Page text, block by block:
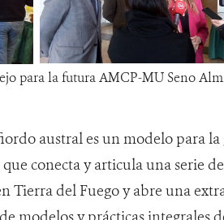
para la futura AMCP-MU Seno
austral es un modelo para
conecta y articula una serie
Tierra del Fuego y abre una